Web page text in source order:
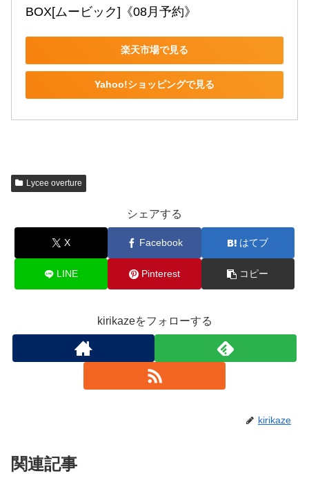
BOX[ムービック]《08月予約》
楽天市場で見る
Yahoo!ショッピングで見る
Lycee overture
シェアする
X Facebook はてブ
LINE Pinterest コピー
kirikazeをフォローする
kirikaze
関連記事